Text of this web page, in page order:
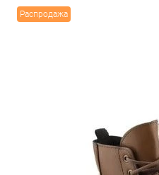
Распродажа